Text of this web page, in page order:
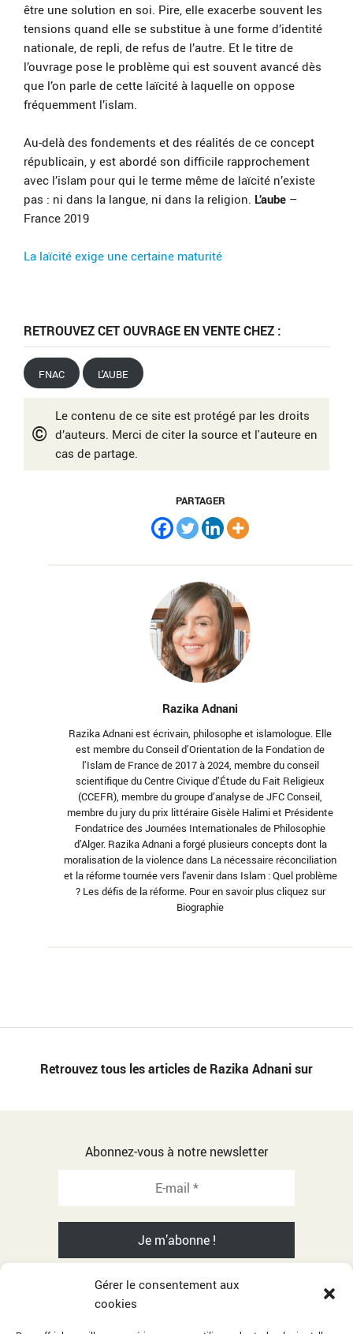
Gérer le consentement aux
cookies
être une solution en soi. Pire, elle exacerbe souvent les
tensions quand elle se substitue à une forme d’identité
nationale, de repli, de refus de l’autre. Et le titre de
l’ouvrage pose le problème qui est souvent avancé dès
que l’on parle de cette laïcité à laquelle on oppose
fréquemment l’islam.
Au-delà des fondements et des réalités de ce concept
républicain, y est abordé son difficile rapprochement
avec l’islam pour qui le terme même de laïcité n’existe
pas : ni dans la langue, ni dans la religion. L’aube –
France 2019
La laïcité exige une certaine maturité
RETROUVEZ CET OUVRAGE EN VENTE CHEZ :
FNAC L'AUBE
©
Le contenu de ce site est protégé par les droits
d’auteurs. Merci de citer la source et l'auteure en
cas de partage.
PARTAGER
Razika Adnani
Razika Adnani est écrivain, philosophe et islamologue. Elle
est membre du Conseil d’Orientation de la Fondation de
l’Islam de France de 2017 à 2024, membre du conseil
scientifique du Centre Civique d’Étude du Fait Religieux
(CCEFR), membre du groupe d’analyse de JFC Conseil,
membre du jury du prix littéraire Gisèle Halimi et Présidente
Fondatrice des Journées Internationales de Philosophie
d’Alger. Razika Adnani a forgé plusieurs concepts dont la
moralisation de la violence dans La nécessaire réconciliation
et la réforme tournée vers l'avenir dans Islam : Quel problème
? Les défis de la réforme. Pour en savoir plus cliquez sur
Biographie
Retrouvez tous les articles de Razika Adnani sur
Abonnez-vous à notre newsletter